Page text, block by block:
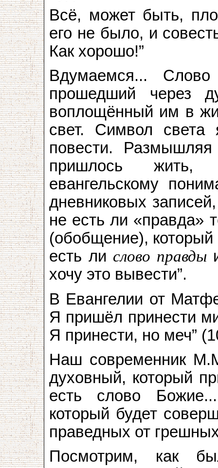
Всё, может быть,
его не было, и
Как хорошо!”
Вдумаемся...
прошедший через
воплощённый им в
свет. Символ света
повести.
пришлось
евангельскому
дневниковых
не есть ли «правда»
(обобщение),
есть ли слово правды
хочу это вывести”.
В Евангелии от
Я пришёл принести
Я принести, но меч”
Наш современник
духовный, который
есть слово
который будет
праведных от
Посмотрим, как